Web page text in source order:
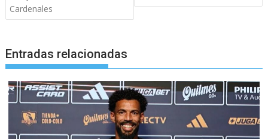
Cardenales
Entradas relacionadas